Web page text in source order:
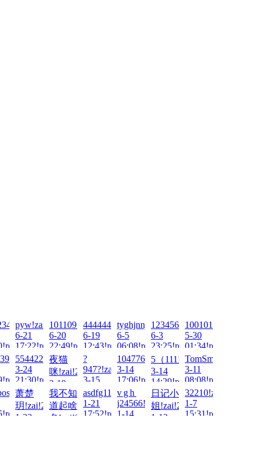
pyw!zai!2026-
6-21
17:22!read!
101109tt!zai!2026-
6-20
22:49!read!
444444!zai!2026-
6-19
12:43!read!
tyghjnnj!zai!2026-
6-5
06:08!read!
123456Q!zai!2026-
6-3
23:25!read!
5-30
01:34!read!
554422!zai!2026-
3-24
21:30!read!
夜猫
咪!zai!2026-
3-19
22:08!read!
?
947?!zai!2026-
3-15
13:03!read!
1047762806!zai!2026-
3-14
17:06!read!
5（11111）!zai!2026-
3-14
14:29!read!
3-11
08:08!read!
萧楚
玥!zai!2026-
1-22
我不知
道起啥
名!zai!2026-
asdfg111!zai!2026-
1-21
17:52!read!
v g h
j24566!zai!2026-
1-14
日记小
姐!zai!2026-
1-12
32210!zai!2026-
1-7
15:31!read!